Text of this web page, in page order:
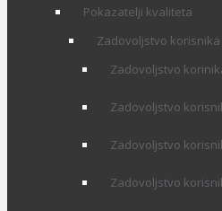
Pokazatelji kvaliteta
Zadovoljstvo korisnika
Zadovoljstvo
Zadovoljstvo
Zadovoljstvo
Zadovoljstvo